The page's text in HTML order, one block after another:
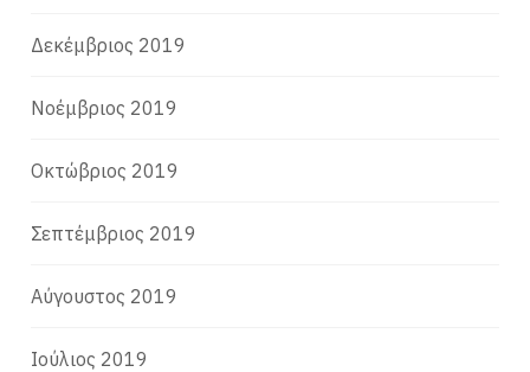
Δεκέμβριος 2019
Νοέμβριος 2019
Οκτώβριος 2019
Σεπτέμβριος 2019
Αύγουστος 2019
Ιούλιος 2019